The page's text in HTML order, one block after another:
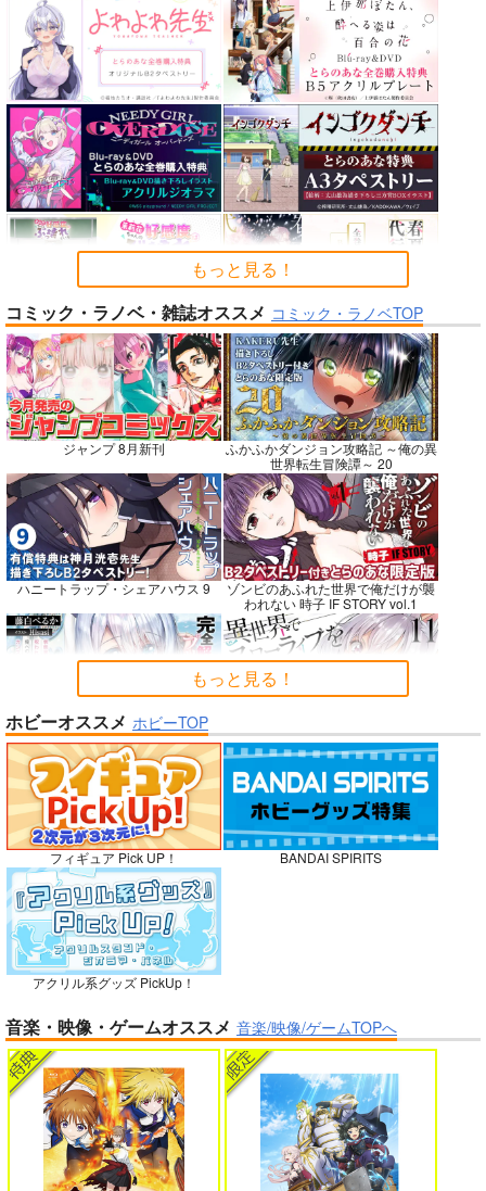
カルデアエミッション
チョコレート・ショッ
プ
2,530円（税込）
Fate/Grand Order
メリュジーヌ
サンプル
カート
FGO OEKAKI Rando
m5
たけさと
1,320 円（税込）
Fate/Grand Order
鈴鹿御前
サンプル
カート
蒐集
羊小屋
専売 787円（税込）
Fate/Grand Order
曲亭馬琴
サンプル
カート
No.7
Fresh＆Smooth
ロイヤルマウンテン
770円（税込）
オリジナル
カート
No.7
嫌な顔されながらおパ
ンツ見せてもらいたい
本14
アニマルマシーン
787円（税込）
オリジナル
カート
No.9
FETISH ACADEMY
ロイヤルマウンテン
770円（税込）
オリジナル
青山 澄香
カート
No.10
作って食べよう陸軍
飯-野外炊事・携行食
編-
シオサイ。
1,100円（税込）
ミリタリー
サンプル
もっと見る！
コミック・ラノベ・雑誌オススメ コミック・ラノベTOP
ジャンプ 8月新刊
ふかふかダンジョン攻略記 ～俺の異
世界転生冒険譚～ 20
ハニートラップ・シェアハウス 9
ゾンビのあふれた世界で俺だけが襲
われない 時子 IF STORY vol.1
完全解呪のプリースト 2
嫁候補、うちに住むらしい。 #古民
家・美少女3人・耳付き幼馴染
禁断で禁断じゃないちょっと禁断な
義兄妹ラブコメは未遂えっちから始
英雄戦記～ 10
ボクの理想の異世界生活 転生したら
ケモ耳娘だらけの世界でハーレムに
3
異世界から来た君と共に過ごす日常
2
もっと見る！
ホビーオススメ ホビーTOP
フィギュア Pick UP！ BANDAI SPIRITS
アクリル系グッズ PickUp！
音楽・映像・ゲームオススメ 音楽/映像/ゲームTOPへ